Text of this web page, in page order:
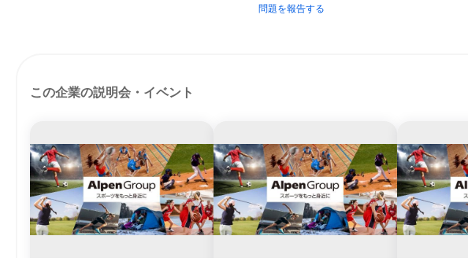
問題を報告する
この企業の説明会・イベント